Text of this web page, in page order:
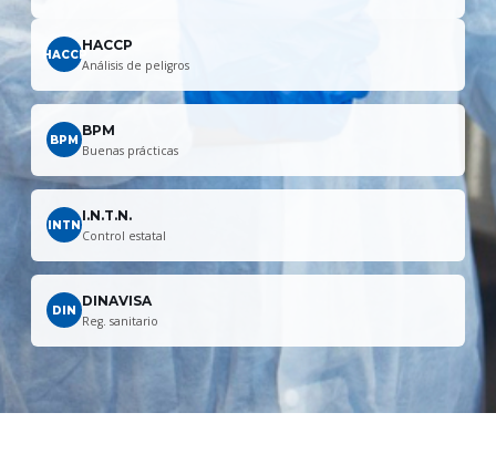
HACCP
HACCP
Análisis de peligros
BPM
BPM
Buenas prácticas
INTN
I.N.T.N.
Control estatal
DIN
DINAVISA
Reg. sanitario